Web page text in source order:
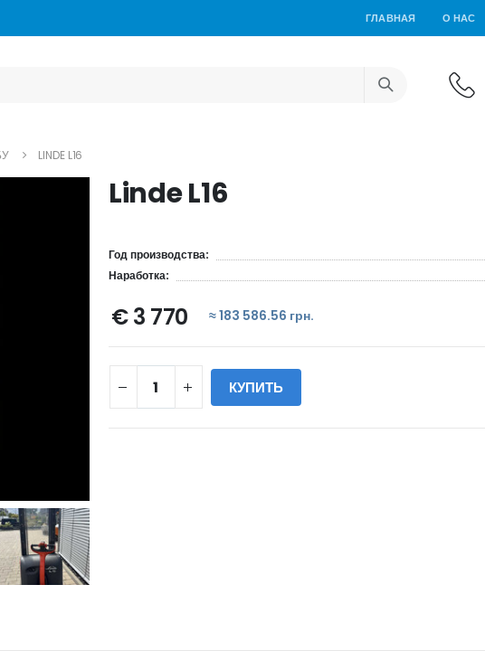
ГЛАВНАЯ О НАС
LINDE L16
Linde L16
Год производства:
Наработка:
€ 3 770 ≈ 183 586.56 грн.
КУПИТЬ